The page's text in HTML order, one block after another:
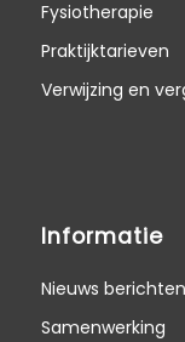
Fysiotherapie
Praktijktarieven
Verwijzing en
Informatie
Nieuws berichten
Samenwerking